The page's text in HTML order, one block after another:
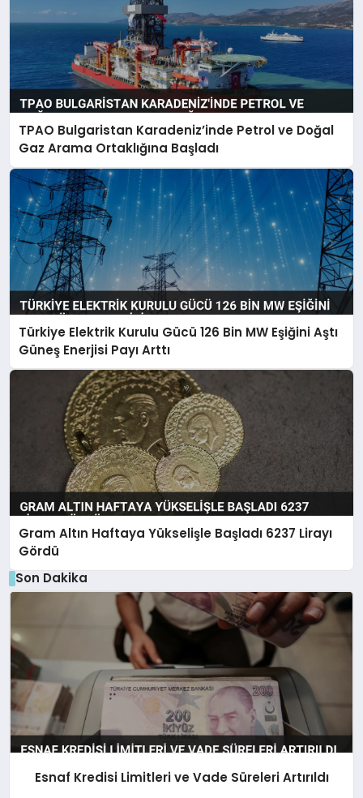
TPAO Bulgaristan Karadeniz’inde Petrol ve Doğal
Gaz Arama Ortaklığına Başladı
Türkiye Elektrik Kurulu Gücü 126 Bin MW Eşiğini Aştı
Güneş Enerjisi Payı Arttı
Gram Altın Haftaya Yükselişle Başladı 6237 Lirayı
Gördü
Son Dakika
Esnaf Kredisi Limitleri ve Vade Süreleri Artırıldı